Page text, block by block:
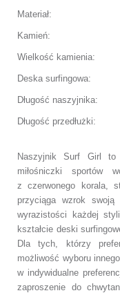
Materiał:
Kamień:
Wielkość kamienia:
Deska surfingowa:
Długość naszyjnika:
Długość przedłużki:
Naszyjnik Surf Girl
to
miłośniczki sportów
z czerwonego korala,
przyciąga wzrok swoją
wyrazistości każdej
kształcie deski
Dla tych, którzy
możliwość wyboru
w indywidualne
zaproszenie do